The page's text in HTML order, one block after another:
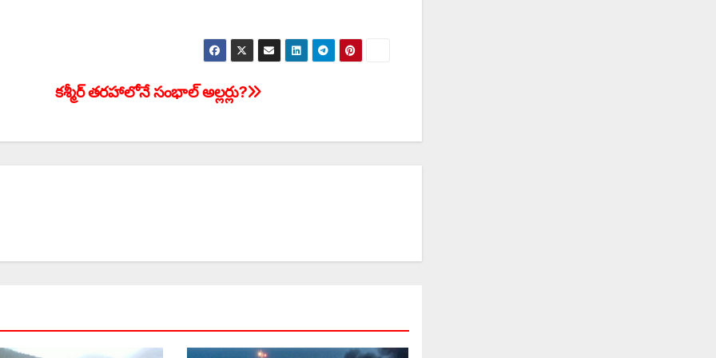
‌కశ్మీర్‌ ‌తరహాలోనే సంభాల్‌ అల్లర్లు?